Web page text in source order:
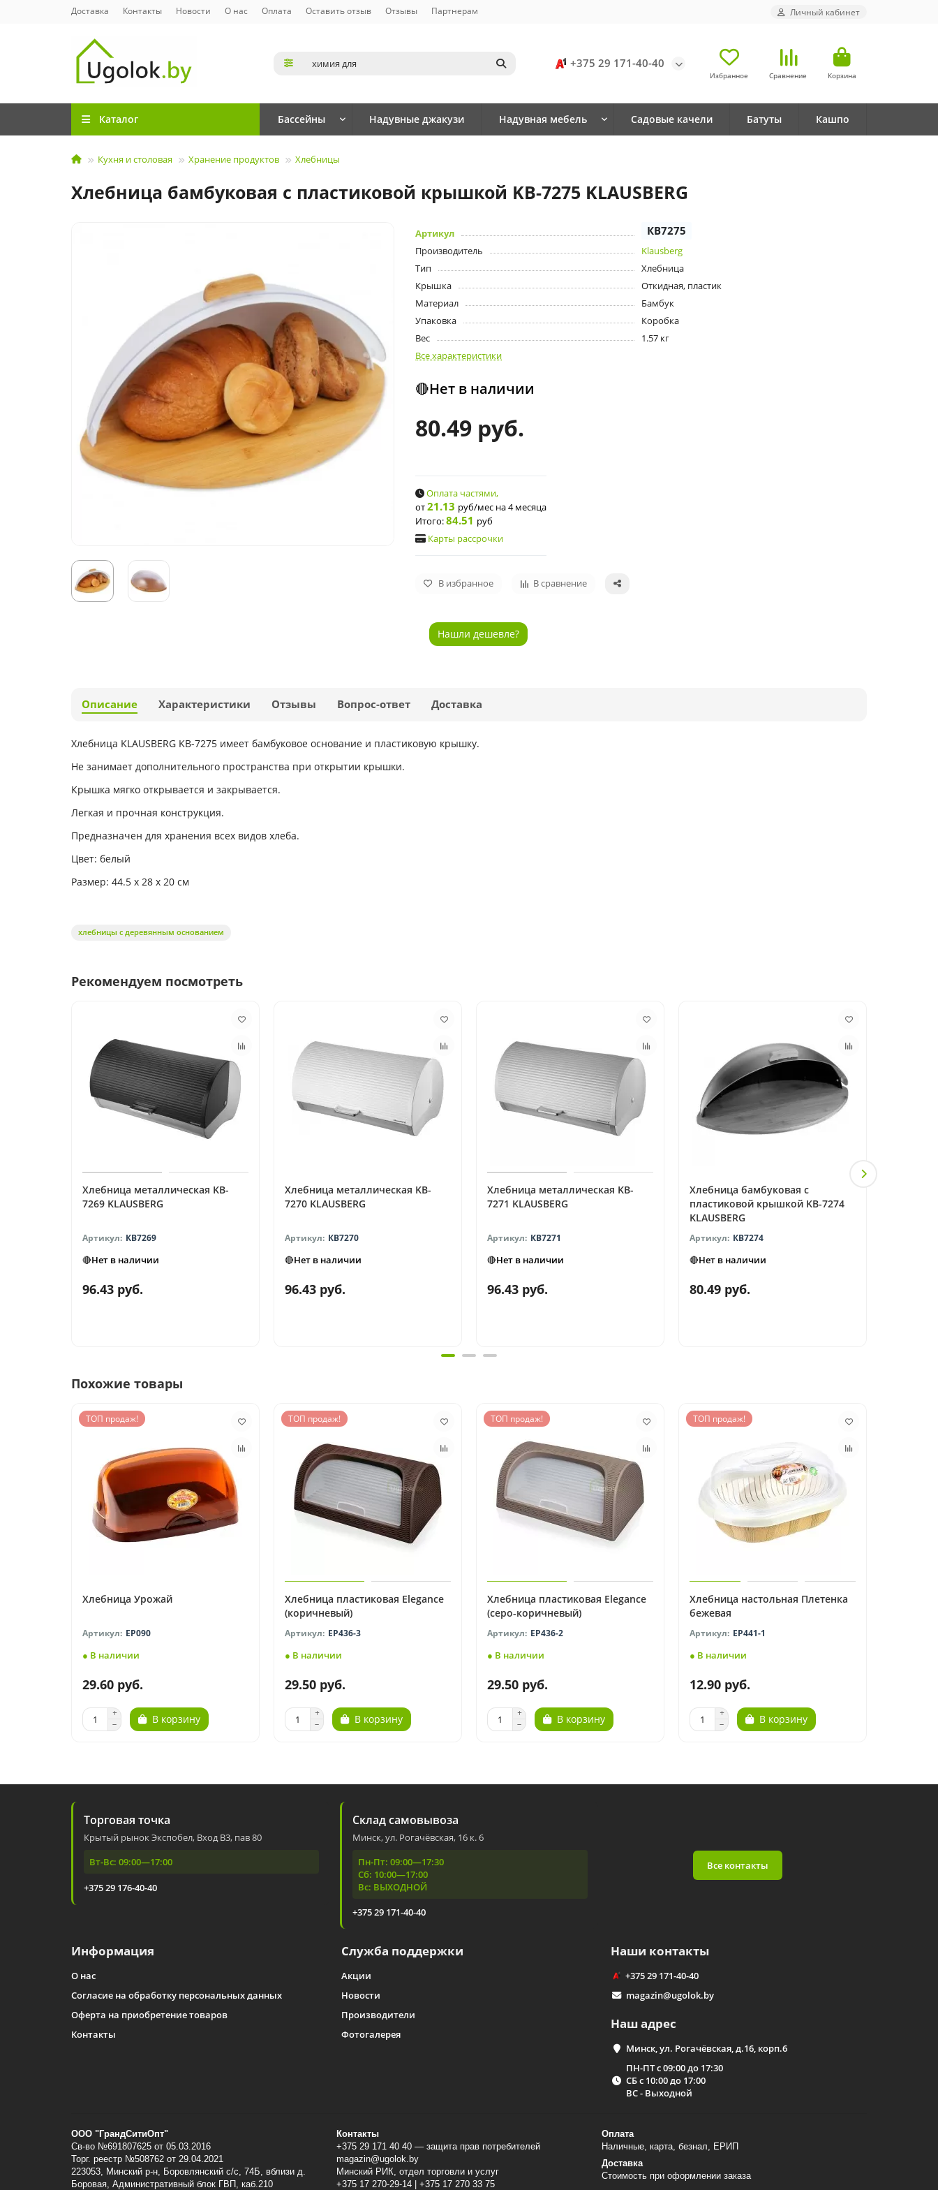
Доставка Контакты Новости О нас Оплата Оставить отзыв Отзывы Партнерам Личный кабинет
+375 29 171-40-40
Избранное Сравнение Корзина
Каталог Бассейны Надувные джакузи Надувная мебель Садовые качели Батуты Кашпо
Кухня и столовая Хранение продуктов Хлебницы
Хлебница бамбуковая с пластиковой крышкой KB-7275 KLAUSBERG
Артикул КВ7275
Производитель
Klausberg
Тип
Хлебница
Крышка
Откидная, пластик
Материал
Бамбук
Упаковка
Коробка
Вес
1.57 кг
Все характеристики
🔴Нет в наличии
80.49 руб.
Оплата частями,
от21.13 руб/мес на 4 месяца
Итого:84.51 руб
Карты рассрочки
В избранное В сравнение
Нашли дешевле?
Описание Характеристики Отзывы Вопрос-ответ Доставка
Хлебница KLAUSBERG KB-7275 имеет бамбуковое основание и пластиковую крышку.
Не занимает дополнительного пространства при открытии крышки.
Крышка мягко открывается и закрывается.
Легкая и прочная конструкция.
Предназначен для хранения всех видов хлеба.
Цвет: белый
Размер: 44.5 x 28 x 20 см
хлебницы с деревянным основанием
Рекомендуем посмотреть
Хлебница металлическая KB-
7269 KLAUSBERG
КВ7269
🔴Нет в наличии
96.43 руб.
Хлебница металлическая KB-
7270 KLAUSBERG
КВ7270
🔴Нет в наличии
96.43 руб.
Хлебница металлическая KB-
7271 KLAUSBERG
КВ7271
🔴Нет в наличии
96.43 руб.
Хлебница бамбуковая с
пластиковой крышкой KB-7274
KLAUSBERG
КВ7274
🔴Нет в наличии
80.49 руб.
Похожие товары
ТОП продаж!
Хлебница Урожай
EP090
● В наличии
29.60 руб.
В корзину
ТОП продаж!
Хлебница пластиковая Elegance
(коричневый)
EP436-3
● В наличии
29.50 руб.
В корзину
ТОП продаж!
Хлебница пластиковая Elegance
(серо-коричневый)
EP436-2
● В наличии
29.50 руб.
В корзину
ТОП продаж!
Хлебница настольная Плетенка
бежевая
EP441-1
● В наличии
12.90 руб.
В корзину
Торговая точка
Крытый рынок Экспобел, Вход В3, пав 80
Вт-Вс: 09:00—17:00
+375 29 176-40-40
Склад самовывоза
Минск, ул. Рогачёвская, 16 к. 6
Пн-Пт: 09:00—17:30
Сб: 10:00—17:00
Вс: ВЫХОДНОЙ
+375 29 171-40-40
Все контакты
Информация
О нас
Согласие на обработку персональных данных
Оферта на приобретение товаров
Контакты
Служба поддержки
Акции
Новости
Производители
Фотогалерея
Наши контакты
+375 29 171-40-40
magazin@ugolok.by
Наш адрес
Минск, ул. Рогачёвская, д.16, корп.6
ПН-ПТ с 09:00 до 17:30
СБ с 10:00 до 17:00
ВС - Выходной
ООО "ГрандСитиОпт"
Св-во №691807625 от 05.03.2016
Торг. реестр №508762 от 29.04.2021
223053, Минский p-н, Боровлянский с/с, 74Б, вблизи д.
Боровая, Административный блок ГВП, каб.210
Контакты
+375 29 171 40 40 — защита прав потребителей
magazin@ugolok.by
Минский РИК, отдел торговли и услуг
+375 17 270-29-14 | +375 17 270 33 75
Оплата
Наличные, карта, безнал, ЕРИП
Доставка
Стоимость при оформлении заказа